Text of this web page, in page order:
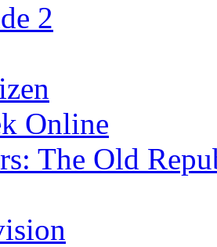
2
Online
The Old